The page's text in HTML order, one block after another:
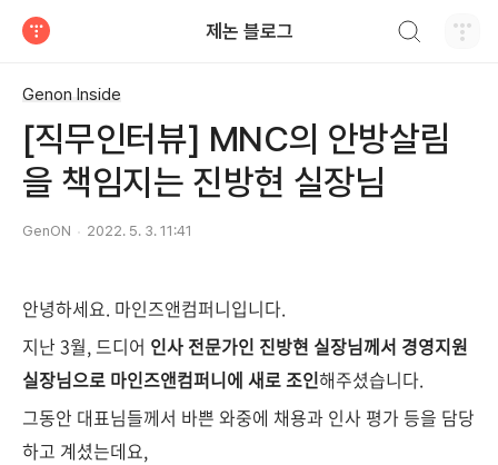
제논 블로그
Genon Inside
[직무인터뷰] MNC의 안방살림
을 책임지는 진방현 실장님
GenON 2022. 5. 3. 11:41
안녕하세요. 마인즈앤컴퍼니입니다.
지난 3월, 드디어 인사 전문가인 진방현 실장님께서 경영지원
실장님으로 마인즈앤컴퍼니에 새로 조인해주셨습니다.
그동안 대표님들께서 바쁜 와중에 채용과 인사 평가 등을 담당
하고 계셨는데요,